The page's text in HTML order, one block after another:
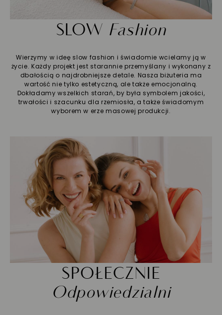
SLOW Fashion
Wierzymy w ideę slow fashion i świadomie wcielamy ją w
życie. Każdy projekt jest starannie przemyślany i wykonany z
dbałością o najdrobniejsze detale. Nasza biżuteria ma
wartość nie tylko estetyczną, ale także emocjonalną.
Dokładamy wszelkich starań, by była symbolem jakości,
trwałości i szacunku dla rzemiosła, a także świadomym
wyborem w erze masowej produkcji.
SPOŁECZNIE
Odpowiedzialni